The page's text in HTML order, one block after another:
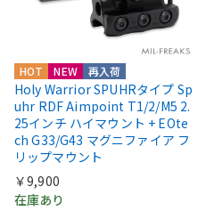
HOT NEW 再入荷
Holy Warrior SPUHRタイプ Sp
uhr RDF Aimpoint T1/2/M5 2.
25インチ ハイマウント + EOte
ch G33/G43 マグニファイア フ
リップマウント
￥9,900
在庫あり